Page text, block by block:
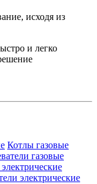
исходя из
и легко
Котлы газовые
газовые
электрические